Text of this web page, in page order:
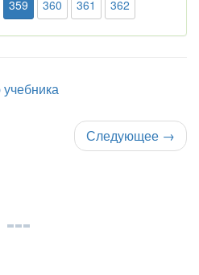
359 360 361 362
Следующее →